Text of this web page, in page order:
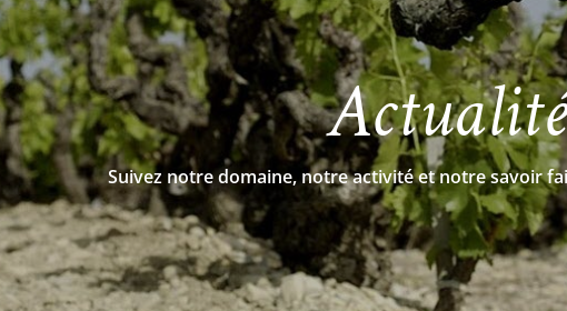
Suivez notre domaine, notre activité et notre savoir